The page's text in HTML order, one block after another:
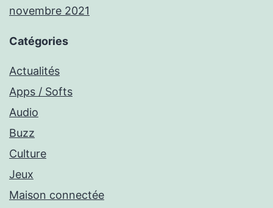
novembre 2021
Catégories
Actualités
Apps / Softs
Audio
Buzz
Culture
Jeux
Maison connectée